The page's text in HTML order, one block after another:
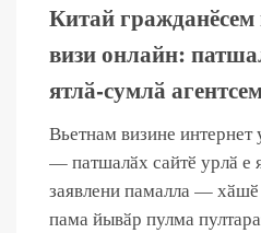
Китай
визи онлайн:
ятлӑ-сумлӑ
Вьетнам визине
— патшалӑх сайтӗ урлӑ е
заявлени памалла — хӑшӗ
пама йывӑр пулма